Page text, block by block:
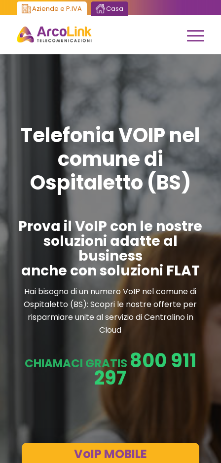
Aziende e P.IVA Casa
Telefonia VOIP nel
comune di
Ospitaletto (BS)
Prova il VoIP con le nostre
soluzioni adatte al
business
anche con soluzioni FLAT
Hai bisogno di un numero VoIP nel comune di
Ospitaletto (BS): Scopri le nostre offerte per
risparmiare unite al servizio di Centralino in
Cloud
CHIAMACI GRATIS 800 911
297
VoIP MOBILE